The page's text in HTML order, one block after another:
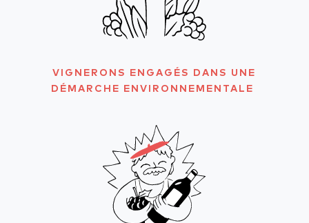
VIGNERONS ENGAGÉS DANS UNE
DÉMARCHE ENVIRONNEMENTALE